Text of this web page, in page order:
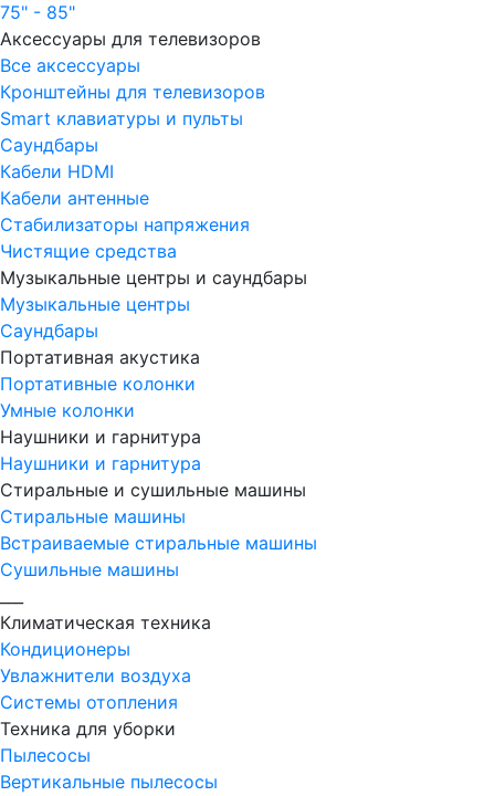
75" - 85"
Аксессуары для телевизоров
Все аксессуары
Кронштейны для телевизоров
Smart клавиатуры и пульты
Саундбары
Кабели HDMI
Кабели антенные
Стабилизаторы напряжения
Чистящие средства
Музыкальные центры и саундбары
Музыкальные центры
Саундбары
Портативная акустика
Портативные колонки
Умные колонки
Наушники и гарнитура
Наушники и гарнитура
Стиральные и сушильные машины
Стиральные машины
Встраиваемые стиральные машины
Сушильные машины
Климатическая техника
Кондиционеры
Увлажнители воздуха
Системы отопления
Техника для уборки
Пылесосы
Вертикальные пылесосы